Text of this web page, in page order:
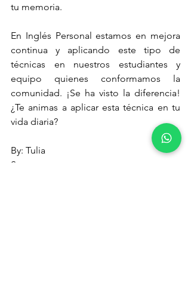
tu memoria.
En Inglés Personal estamos en mejora
continua y aplicando este tipo de
técnicas en nuestros estudiantes y
equipo quienes conformamos la
comunidad. ¡Se ha visto la diferencia!
¿Te animas a aplicar esta técnica en tu
vida diaria?
By: Tulia
Source: